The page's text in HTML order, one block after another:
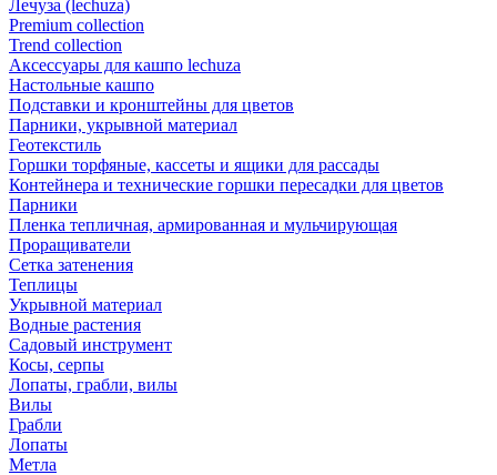
Лечуза (lechuza)
Premium collection
Trend collection
Аксессуары для кашпо lechuza
Настольные кашпо
Подставки и кронштейны для цветов
Парники, укрывной материал
Геотекстиль
Горшки торфяные, кассеты и ящики для рассады
Контейнера и технические горшки пересадки для цветов
Парники
Пленка тепличная, армированная и мульчирующая
Проращиватели
Сетка затенения
Теплицы
Укрывной материал
Водные растения
Садовый инструмент
Косы, серпы
Лопаты, грабли, вилы
Вилы
Грабли
Лопаты
Метла